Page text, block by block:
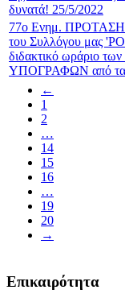
δυνατά! 25/5/2022
77ο Ενημ.
του Συλλόγου μας
διδακτικό ωράριο
ΥΠΟΓΡΑΦΩΝ από τα
←
1
2
…
14
15
16
…
19
20
→
Επικαιρότητα